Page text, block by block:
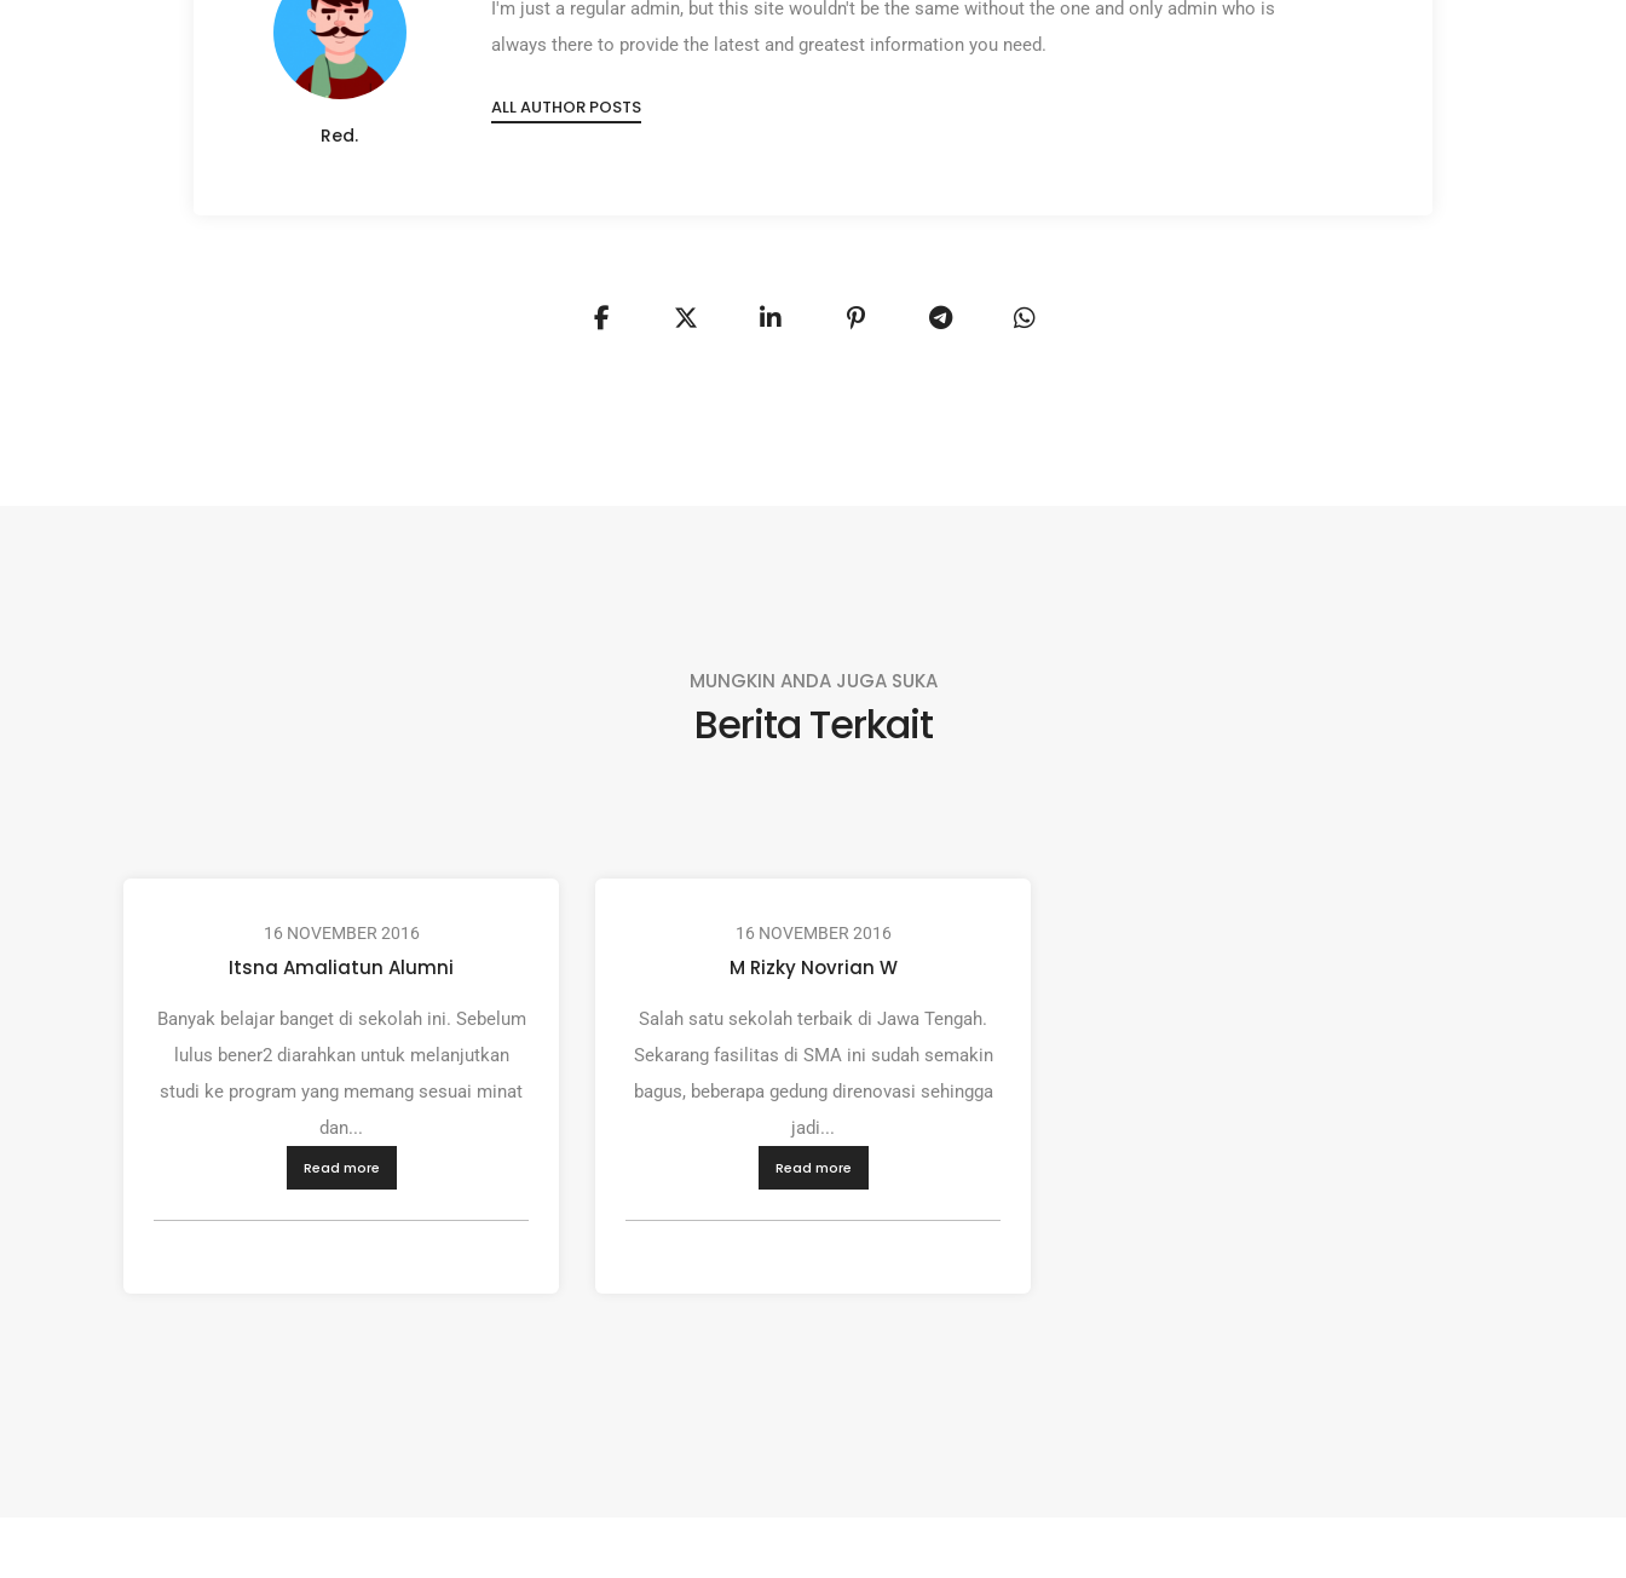
Red.
I'm just a regular admin, but this site wouldn't be the same without the one and only admin who is
always there to provide the latest and greatest information you need.
ALL AUTHOR POSTS
MUNGKIN ANDA JUGA SUKA
Berita Terkait
16 NOVEMBER 2016
Itsna Amaliatun Alumni
Banyak belajar banget di sekolah ini. Sebelum
lulus bener2 diarahkan untuk melanjutkan
studi ke program yang memang sesuai minat
dan...
Read more
16 NOVEMBER 2016
M Rizky Novrian W
Salah satu sekolah terbaik di Jawa Tengah.
Sekarang fasilitas di SMA ini sudah semakin
bagus, beberapa gedung direnovasi sehingga
jadi...
Read more